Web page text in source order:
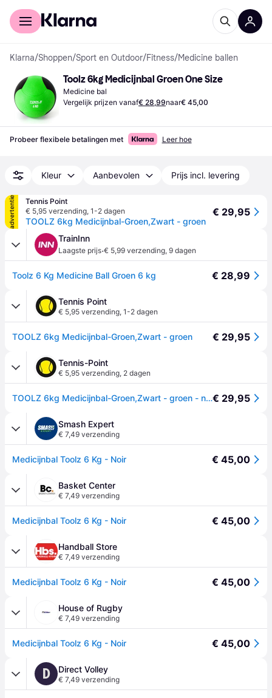
Voor shoppers
Klarna/Shoppen/Sport en Outdoor/Fitness/Medicine ballen
Toolz 6kg Medicijnbal Groen One Size
Medicine bal
Vergelijk prijzen vanaf€ 28,99naar€ 45,00
Probeer flexibele betalingen met Leer hoe
Kleur Aanbevolen Prijs incl. levering
advertentie
Tennis Point
€ 5,95 verzending, 1-2 dagen
TOOLZ 6kg Medicijnbal-Groen,Zwart - groen
€ 29,95
TrainInn
Laagste prijs·€ 5,99 verzending, 9 dagen
Toolz 6 Kg Medicine Ball Groen 6 kg € 28,99
Tennis Point
€ 5,95 verzending, 1-2 dagen
TOOLZ 6kg Medicijnbal-Groen,Zwart - groen € 29,95
Tennis-Point
€ 5,95 verzending, 2 dagen
TOOLZ 6kg Medicijnbal-Groen,Zwart - groen - nosize€ 29,95
Smash Expert
€ 7,49 verzending
Medicijnbal Toolz 6 Kg - Noir € 45,00
Basket Center
€ 7,49 verzending
Medicijnbal Toolz 6 Kg - Noir € 45,00
Handball Store
€ 7,49 verzending
Medicijnbal Toolz 6 Kg - Noir € 45,00
House of Rugby
€ 7,49 verzending
Medicijnbal Toolz 6 Kg - Noir € 45,00
D Direct Volley
€ 7,49 verzending